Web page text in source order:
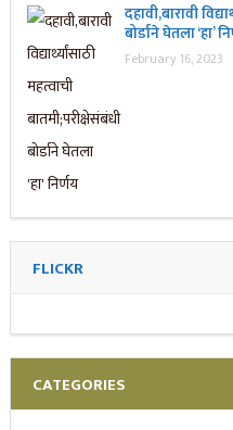
दहावी,बारावी
बोर्डाने घेतला ‘हा’
February 16, 2023
FLICKR
CATEGORIES